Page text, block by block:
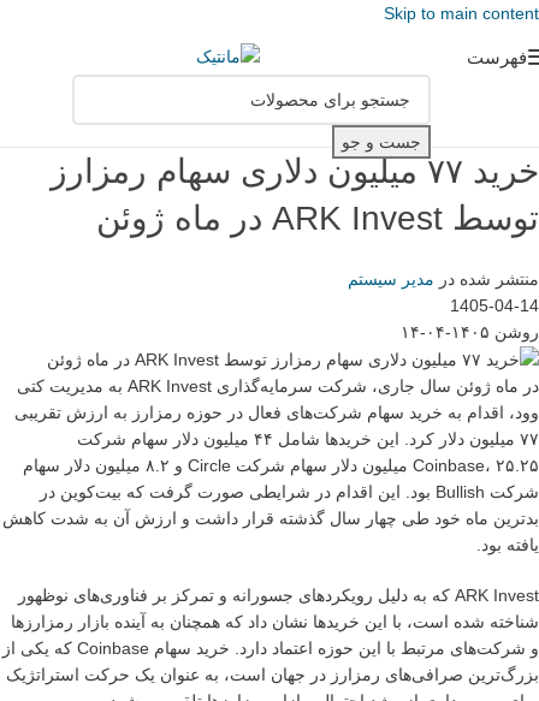
Skip to main content
فهرست
جست و جو
خرید ۷۷ میلیون دلاری سهام رمزارز
توسط ARK Invest در ماه ژوئن
منتشر شده در مدیر سیستم
1405-04-14
روشن ۱۴۰۵-۰۴-۱۴
در ماه ژوئن سال جاری، شرکت سرمایه‌گذاری ARK Invest به مدیریت کتی
وود، اقدام به خرید سهام شرکت‌های فعال در حوزه رمزارز به ارزش تقریبی
۷۷ میلیون دلار کرد. این خریدها شامل ۴۴ میلیون دلار سهام شرکت
Coinbase، ۲۵.۲۵ میلیون دلار سهام شرکت Circle و ۸.۲ میلیون دلار سهام
شرکت Bullish بود. این اقدام در شرایطی صورت گرفت که بیت‌کوین در
بدترین ماه خود طی چهار سال گذشته قرار داشت و ارزش آن به شدت کاهش
یافته بود.
ARK Invest که به دلیل رویکردهای جسورانه و تمرکز بر فناوری‌های نوظهور
شناخته شده است، با این خریدها نشان داد که همچنان به آینده بازار رمزارزها
و شرکت‌های مرتبط با این حوزه اعتماد دارد. خرید سهام Coinbase که یکی از
بزرگ‌ترین صرافی‌های رمزارز در جهان است، به عنوان یک حرکت استراتژیک